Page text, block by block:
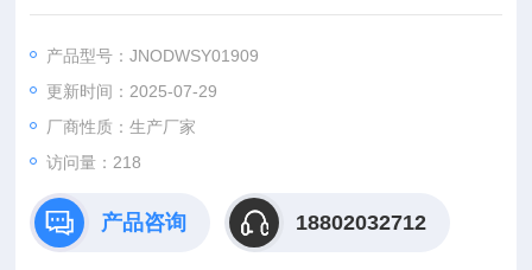
值。吉奥蓝图（JENNIO-LAB）深耕生物医学领域十余载，凭借
机构、药企及医疗机构提供覆盖动物模型构建、药效评价、数据
分析与成果转化的一站式解决方案，助力客户突破科研瓶颈，加
速创新成果落地。
产品型号：JNODWSY01909
更新时间：2025-07-29
厂商性质：生产厂家
访问量：218
产品咨询 18802032712